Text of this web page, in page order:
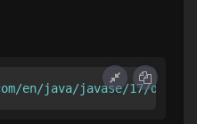
en/java/javase/17/docs